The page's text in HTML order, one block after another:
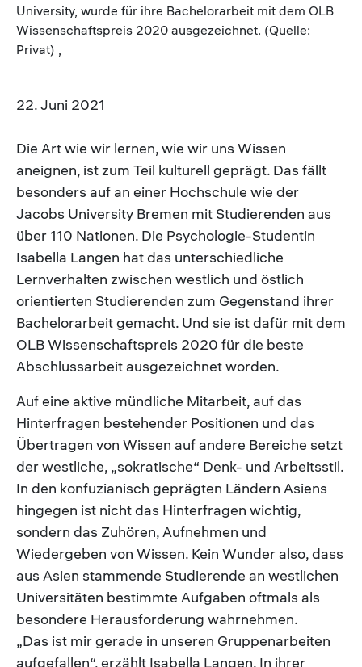
University, wurde für ihre Bachelorarbeit mit dem OLB
Wissenschaftspreis 2020 ausgezeichnet. (Quelle:
Privat) ,
22. Juni 2021
Die Art wie wir lernen, wie wir uns Wissen
aneignen, ist zum Teil kulturell geprägt. Das fällt
besonders auf an einer Hochschule wie der
Jacobs University Bremen mit Studierenden aus
über 110 Nationen. Die Psychologie-Studentin
Isabella Langen hat das unterschiedliche
Lernverhalten zwischen westlich und östlich
orientierten Studierenden zum Gegenstand ihrer
Bachelorarbeit gemacht. Und sie ist dafür mit dem
OLB Wissenschaftspreis 2020 für die beste
Abschlussarbeit ausgezeichnet worden.
Auf eine aktive mündliche Mitarbeit, auf das
Hinterfragen bestehender Positionen und das
Übertragen von Wissen auf andere Bereiche setzt
der westliche, „sokratische“ Denk- und Arbeitsstil.
In den konfuzianisch geprägten Ländern Asiens
hingegen ist nicht das Hinterfragen wichtig,
sondern das Zuhören, Aufnehmen und
Wiedergeben von Wissen. Kein Wunder also, dass
aus Asien stammende Studierende an westlichen
Universitäten bestimmte Aufgaben oftmals als
besondere Herausforderung wahrnehmen.
„Das ist mir gerade in unseren Gruppenarbeiten
aufgefallen“, erzählt Isabella Langen. In ihrer